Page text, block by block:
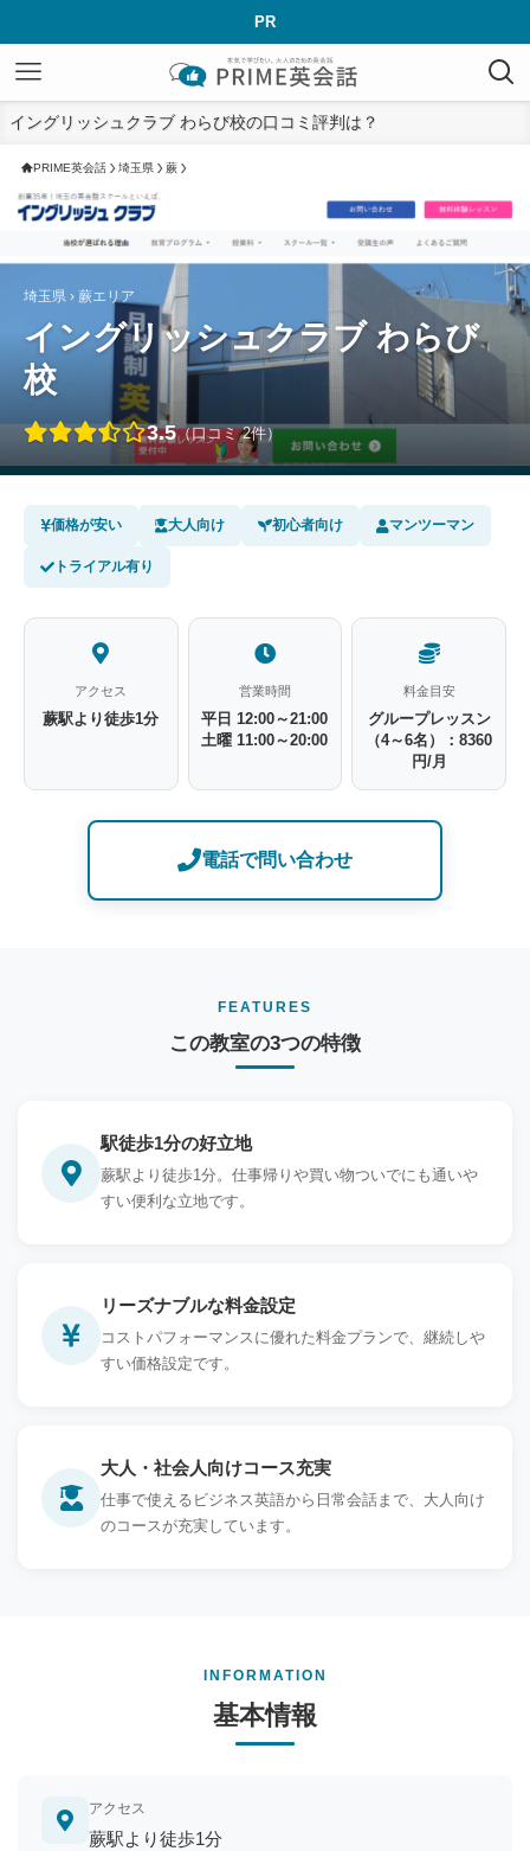
PR
イングリッシュクラブ わらび校の口コミ評判は？
PRIME英会話 埼玉県 蕨
埼玉県 › 蕨エリア
イングリッシュクラブ わらび
校
3.5（口コミ 2件）
価格が安い 大人向け 初心者向け マンツーマン
トライアル有り
アクセス
蕨駅より徒歩1分
営業時間
平日 12:00～21:00
土曜 11:00～20:00
料金目安
グループレッスン
（4～6名）：8360
円/月
電話で問い合わせ
FEATURES
この教室の3つの特徴
駅徒歩1分の好立地
蕨駅より徒歩1分。仕事帰りや買い物ついでにも通いや
すい便利な立地です。
リーズナブルな料金設定
コストパフォーマンスに優れた料金プランで、継続しや
すい価格設定です。
大人・社会人向けコース充実
仕事で使えるビジネス英語から日常会話まで、大人向け
のコースが充実しています。
INFORMATION
基本情報
アクセス
蕨駅より徒歩1分